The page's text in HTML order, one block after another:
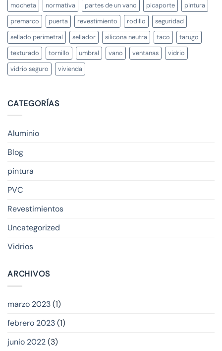
mocheta
normativa partes de un vano picaporte
pintura
premarco
puerta revestimiento rodillo
seguridad
sellado perimetral
sellador silicona neutra taco
tarugo
texturado
tornillo umbral vano ventanas
vidrio
vidrio seguro
vivienda
CATEGORÍAS
Aluminio
Blog
pintura
PVC
Revestimientos
Uncategorized
Vidrios
ARCHIVOS
marzo 2023(1)
febrero 2023(1)
junio 2022(3)